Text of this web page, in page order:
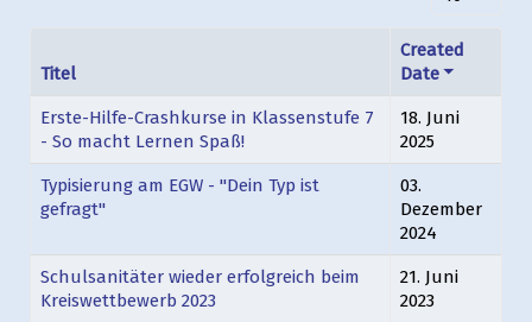
Titel
Created
Date
Erste-Hilfe-Crashkurse in Klassenstufe 7
- So macht Lernen Spaß!
18. Juni
2025
Typisierung am EGW - "Dein Typ ist
gefragt"
03.
Dezember
2024
Schulsanitäter wieder erfolgreich beim
Kreiswettbewerb 2023
21. Juni
2023